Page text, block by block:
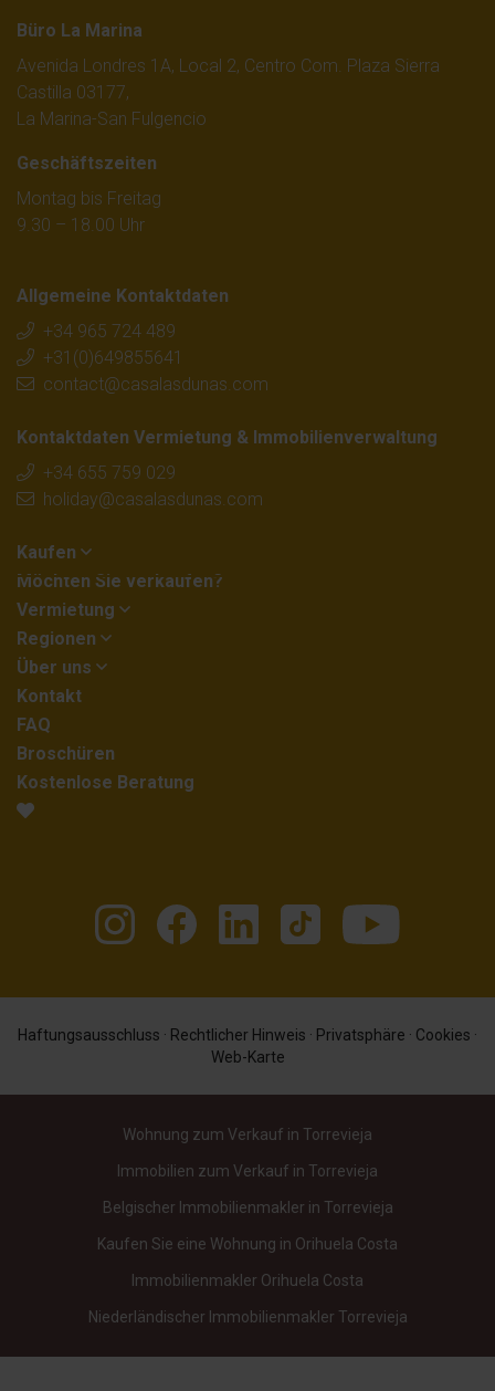
Büro La Marina
Avenida Londres 1A, Local 2, Centro Com. Plaza Sierra
Castilla 03177,
La Marina-San Fulgencio
Geschäftszeiten
Montag bis Freitag
9.30 – 18.00 Uhr
Allgemeine Kontaktdaten
+34 965 724 489
+31(0)649855641
contact@casalasdunas.com
Kontaktdaten Vermietung & Immobilienverwaltung
+34 655 759 029
holiday@casalasdunas.com
Kaufen
Möchten Sie verkaufen?
Vermietung
Regionen
Über uns
Kontakt
FAQ
Broschüren
Kostenlose Beratung
Haftungsausschluss · Rechtlicher Hinweis · Privatsphäre · Cookies ·
Web-Karte
Wohnung zum Verkauf in Torrevieja
Immobilien zum Verkauf in Torrevieja
Belgischer Immobilienmakler in Torrevieja
Kaufen Sie eine Wohnung in Orihuela Costa
Immobilienmakler Orihuela Costa
Niederländischer Immobilienmakler Torrevieja